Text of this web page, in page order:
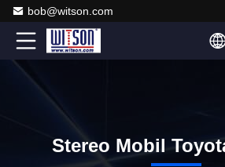
bob@witson.com
Stereo Mobil